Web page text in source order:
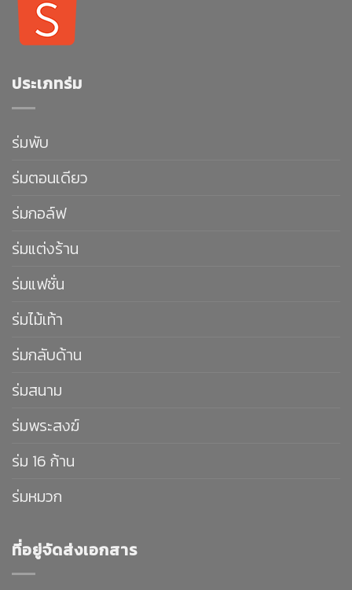
ประเภทร่ม
ร่มพับ
ร่มตอนเดียว
ร่มกอล์ฟ
ร่มแต่งร้าน
ร่มแฟชั่น
ร่มไม้เท้า
ร่มกลับด้าน
ร่มสนาม
ร่มพระสงฆ์
ร่ม 16 ก้าน
ร่มหมวก
ที่อยู่จัดส่งเอกสาร